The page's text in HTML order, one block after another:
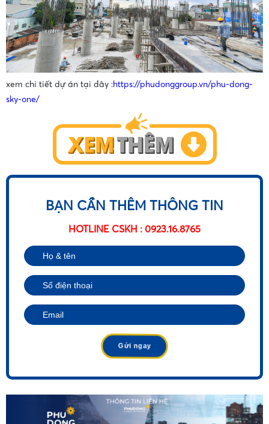
•
xem chi tiết dự án tại đây :https://phudonggroup.vn/phu-dong-
sky-one/
BẠN CẦN THÊM THÔNG TIN
HOTLINE CSKH : 0923.16.8765